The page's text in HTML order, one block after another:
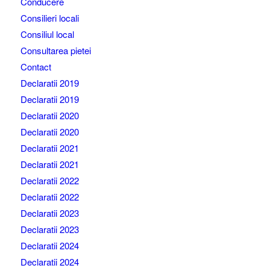
Consilieri locali
Consiliul local
Consultarea pietei
Contact
Declaratii 2019
Declaratii 2019
Declaratii 2020
Declaratii 2020
Declaratii 2021
Declaratii 2021
Declaratii 2022
Declaratii 2022
Declaratii 2023
Declaratii 2023
Declaratii 2024
Declaratii 2024